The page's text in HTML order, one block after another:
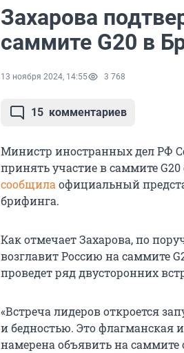
Захарова
саммите G20 в
13 ноября 2024, 14:55 3 768
15 комментариев
Министр иностранных дел РФ
принять участие в саммите G20
сообщила официальный
брифинга.
Как отмечает Захарова, по
возглавит Россию на саммите
проведет ряд двусторонних
«Встреча лидеров откроется
и бедностью. Это флагманская
намерена объявить на саммите